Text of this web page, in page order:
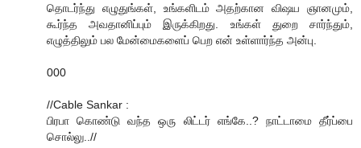
தொடர்ந்து எழுதுங்கள், உங்களிடம் அதற்கான விஷய ஞானமும்,
கூர்ந்த அவதானிப்பும் இருக்கிறது. உங்கள் துறை சார்ந்தும்,
எழுத்திலும் பல மேன்மைகளைப் பெற என் உள்ளார்ந்த அன்பு.
000
//Cable Sankar :
பிரபா கொண்டு வந்த ஒரு லிட்டர் எங்கே..? நாட்டாமை தீர்ப்பை
சொல்லு..//